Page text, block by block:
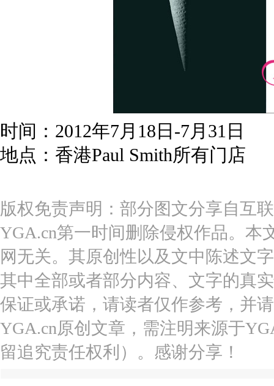
时间：2012年7月18日-7月31日
地点：香港Paul Smith所有门店
版权免责声明：部分图文分享自互
YGA.cn第一时间删除侵权作品。本
网无关。其原创性以及文中陈述文
其中全部或者部分内容、文字的真
保证或承诺，请读者仅作参考，并
YGA.cn原创文章，需注明来源于
留追究责任权利）。感谢分享！